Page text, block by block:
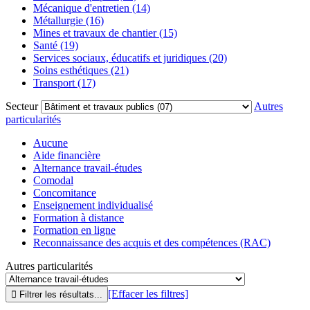
Mécanique d'entretien (14)
Métallurgie (16)
Mines et travaux de chantier (15)
Santé (19)
Services sociaux, éducatifs et juridiques (20)
Soins esthétiques (21)
Transport (17)
Secteur
Autres
particularités
Aucune
Aide financière
Alternance travail-études
Comodal
Concomitance
Enseignement individualisé
Formation à distance
Formation en ligne
Reconnaissance des acquis et des compétences (RAC)
Autres particularités
[Effacer les filtres]